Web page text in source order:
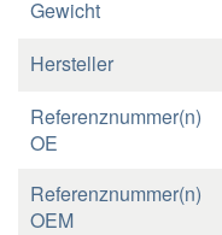
Gewicht
Hersteller
Referenznummer(n)
OE
Referenznummer(n)
OEM